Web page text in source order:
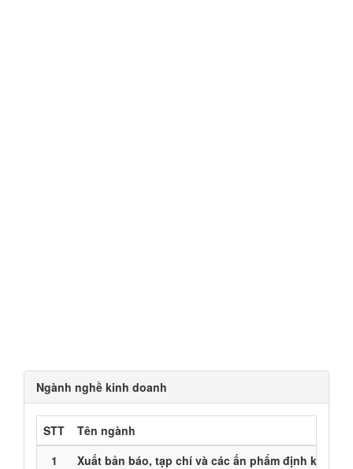
Ngành nghề kinh doanh
STT Tên ngành
1
Xuất bản báo, tạp chí và các ấn phẩm định kỳ